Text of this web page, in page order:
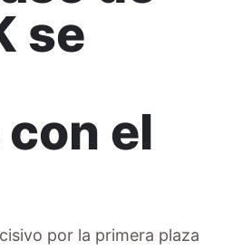
se
el
por la primera plaza